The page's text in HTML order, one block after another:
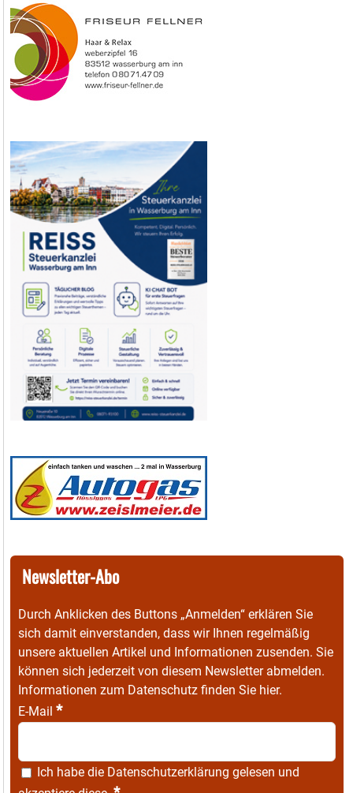
Newsletter-Abo
Durch Anklicken des Buttons „Anmelden“ erklären Sie
sich damit einverstanden, dass wir Ihnen regelmäßig
unsere aktuellen Artikel und Informationen zusenden. Sie
können sich jederzeit von diesem Newsletter abmelden.
Informationen zum Datenschutz finden Sie hier.
E-Mail *
Ich habe die Datenschutzerklärung gelesen und